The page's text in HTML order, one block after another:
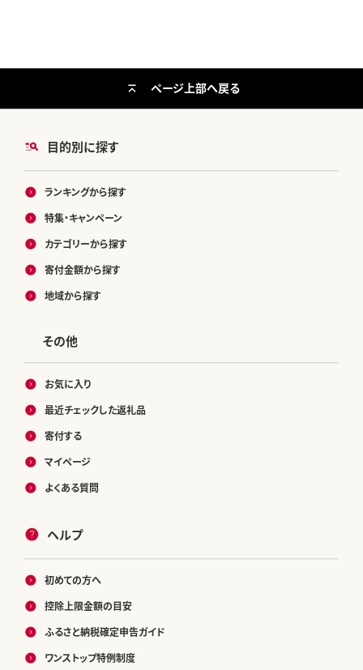
目的別に探す
ランキングから探す
特集・キャンペーン
カテゴリーから探す
寄付金額から探す
地域から探す
その他
お気に入り
最近チェックした返礼品
寄付する
マイページ
よくある質問
ヘルプ
初めての方へ
控除上限金額の目安
ふるさと納税確定申告ガイド
ワンストップ特例制度
ページ上部へ戻る